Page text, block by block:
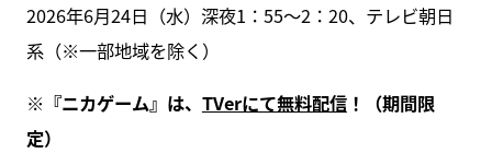
2026年6月24日（水）深夜1：55～2：20、テレビ朝日
系（※一部地域を除く）
※『ニカゲーム』は、 TVerにて無料配信！（期間限
定）